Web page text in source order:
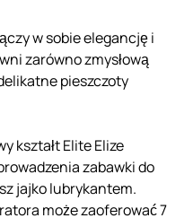
w sobie elegancję i
zarówno zmysłową
pieszczoty
kształt Elite Elize
zabawki do
jajko lubrykantem.
może zaoferować 7